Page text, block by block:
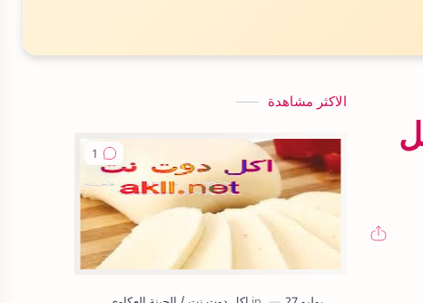
الاكثر مشاهدة